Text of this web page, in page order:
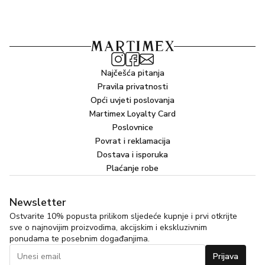
Najčešća pitanja
Pravila privatnosti
Opći uvjeti poslovanja
Martimex Loyalty Card
Poslovnice
Povrat i reklamacija
Dostava i isporuka
Plaćanje robe
Newsletter
Ostvarite 10% popusta prilikom sljedeće kupnje i prvi otkrijte
sve o najnovijim proizvodima, akcijskim i ekskluzivnim
ponudama te posebnim događanjima.
Prijava